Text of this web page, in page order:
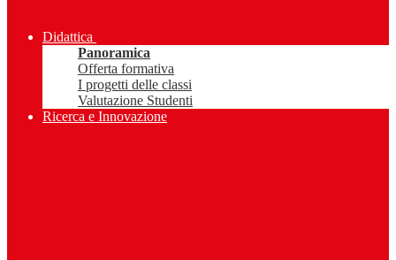
Didattica
Panoramica
Offerta formativa
I progetti delle classi
Valutazione Studenti
Ricerca e Innovazione